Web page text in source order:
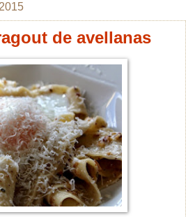
de avellanas